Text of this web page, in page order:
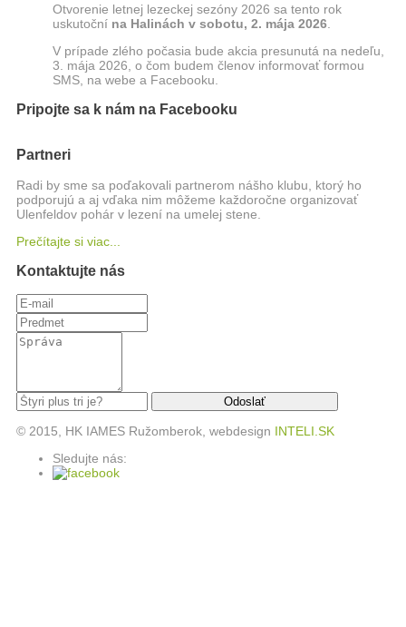
Otvorenie letnej lezeckej sezóny 2026 sa tento rok
uskutoční na Halinách v sobotu, 2. mája 2026.
V prípade zlého počasia bude akcia presunutá na nedeľu,
3. mája 2026, o čom budem členov informovať formou
SMS, na webe a Facebooku.
Pripojte sa k nám na Facebooku
Partneri
Radi by sme sa poďakovali partnerom nášho klubu, ktorý ho
podporujú a aj vďaka nim môžeme každoročne organizovať
Ulenfeldov pohár v lezení na umelej stene.
Prečítajte si viac...
Kontaktujte nás
© 2015, HK IAMES Ružomberok, webdesign INTELI.SK
Sledujte nás: